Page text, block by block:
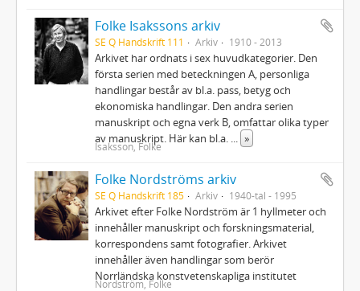
Folke Isakssons arkiv
SE Q Handskrift 111 Arkiv 1910 - 2013
Arkivet har ordnats i sex huvudkategorier. Den
första serien med beteckningen A, personliga
handlingar består av bl.a. pass, betyg och
ekonomiska handlingar. Den andra serien
manuskript och egna verk B, omfattar olika typer
av manuskript. Här kan bl.a.
»
Isaksson, Folke
Folke Nordströms arkiv
SE Q Handskrift 185 Arkiv 1940-tal - 1995
Arkivet efter Folke Nordström är 1 hyllmeter och
innehåller manuskript och forskningsmaterial,
korrespondens samt fotografier. Arkivet
innehåller även handlingar som berör
Norrländska konstvetenskapliga institutet
Nordström, Folke